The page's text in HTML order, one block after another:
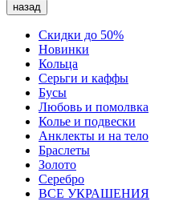
назад
Скидки до 50%
Новинки
Кольца
Серьги и каффы
Бусы
Любовь и помолвка
Колье и подвески
Анклекты и на тело
Браслеты
Золото
Серебро
ВСЕ УКРАШЕНИЯ